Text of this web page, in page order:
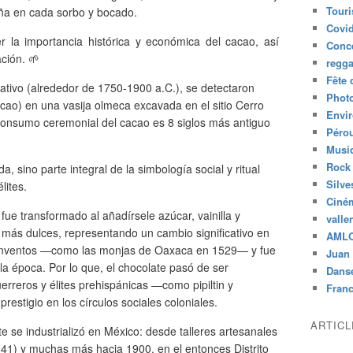
en cada sorbo y bocado.
la importancia histórica y económica del cacao, así
🌱
(alrededor de 1750‑1900 a.C.), se detectaron
en una vasija olmeca excavada en el sitio Cerro
ceremonial del cacao es 8 siglos más antiguo
sino parte integral de la simbología social y ritual
transformado al añadírsele azúcar, vainilla y
dulces, representando un cambio significativo en
—como las monjas de Oaxaca en 1529— y fue
época. Por lo que, el chocolate pasó de ser
y élites prehispánicas —como pipiltin y
en los círculos sociales coloniales.
se industrializó en México: desde talleres artesanales
y muchas más hacia 1900, en el entonces Distrito
Fête
Rock
Juan